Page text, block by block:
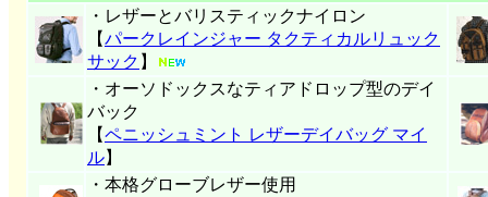
・レザーとバリスティックナイロン
【パークレインジャー タクティカルリュック
サック 】
・オーソドックスなティアドロップ型のデイ
バック
【ペニッシュミント レザーデイバッグ マイ
ル】
・本格グローブレザー使用